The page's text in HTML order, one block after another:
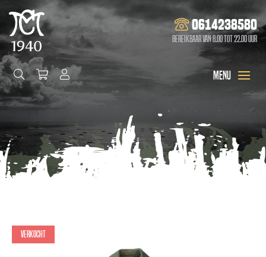
0614238580
Bereikbaar van 8.00 tot 22.00 uur
Verkocht